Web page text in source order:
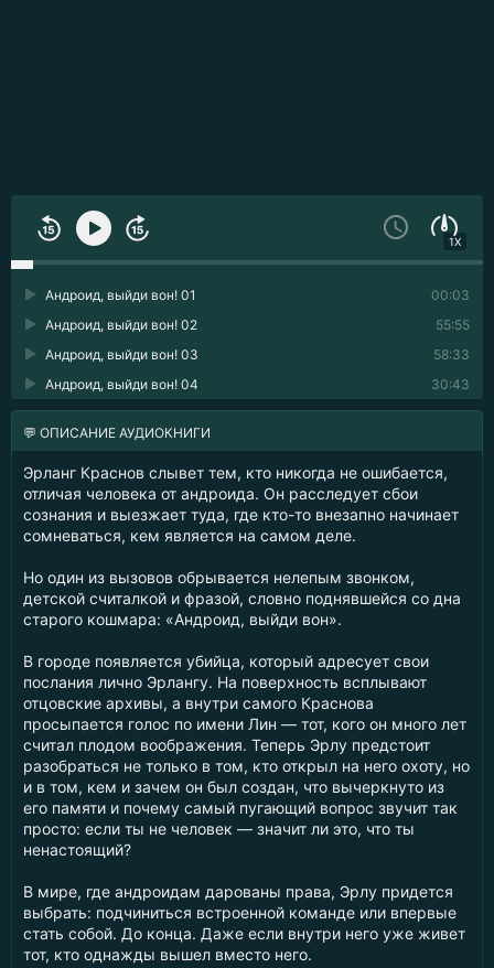
1X
00:03
Андроид, выйди вон! 01
55:55
Андроид, выйди вон! 02
58:33
Андроид, выйди вон! 03
30:43
Андроид, выйди вон! 04
💬 ОПИСАНИЕ АУДИОКНИГИ
Эрланг Краснов слывет тем, кто никогда не ошибается,
отличая человека от андроида. Он расследует сбои
сознания и выезжает туда, где кто-то внезапно начинает
сомневаться, кем является на самом деле.
Но один из вызовов обрывается нелепым звонком,
детской считалкой и фразой, словно поднявшейся со дна
старого кошмара: «Андроид, выйди вон».
В городе появляется убийца, который адресует свои
послания лично Эрлангу. На поверхность всплывают
отцовские архивы, а внутри самого Краснова
просыпается голос по имени Лин — тот, кого он много лет
считал плодом воображения. Теперь Эрлу предстоит
разобраться не только в том, кто открыл на него охоту, но
и в том, кем и зачем он был создан, что вычеркнуто из
его памяти и почему самый пугающий вопрос звучит так
просто: если ты не человек — значит ли это, что ты
ненастоящий?
В мире, где андроидам дарованы права, Эрлу придется
выбрать: подчиниться встроенной команде или впервые
стать собой. До конца. Даже если внутри него уже живет
тот, кто однажды вышел вместо него.